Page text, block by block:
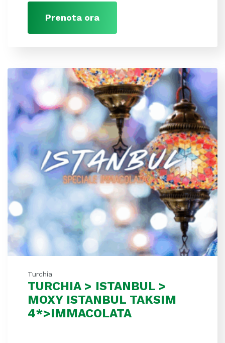
Prenota ora
Turchia
TURCHIA > ISTANBUL >
MOXY ISTANBUL TAKSIM
4*>IMMACOLATA